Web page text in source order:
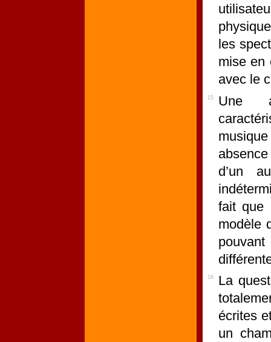
les
mise en
avec le
15
Une
d’un
fait que
modèle
16
La
écrites
un